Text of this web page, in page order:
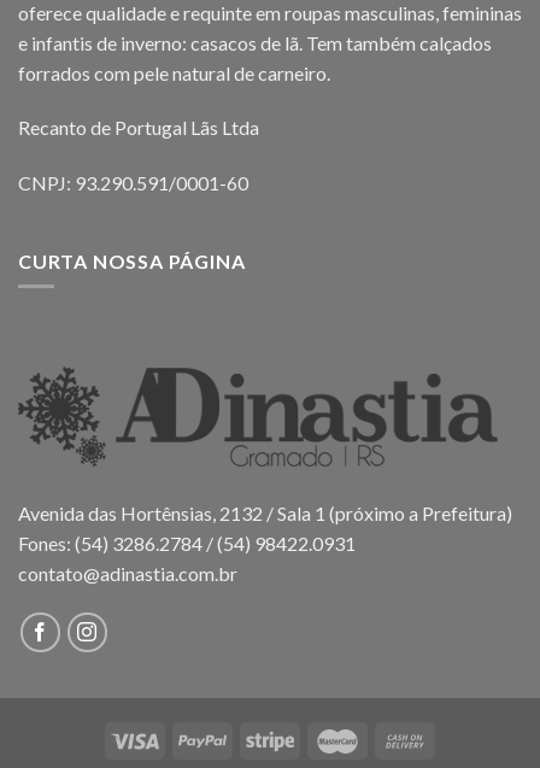
oferece qualidade e requinte em roupas masculinas, femininas
e infantis de inverno: casacos de lã. Tem também calçados
forrados com pele natural de carneiro.
Recanto de Portugal Lãs Ltda
CNPJ: 93.290.591/0001-60
CURTA NOSSA PÁGINA
Avenida das Hortênsias, 2132 / Sala 1 (próximo a Prefeitura)
Fones: (54) 3286.2784 / (54) 98422.0931
contato@adinastia.com.br